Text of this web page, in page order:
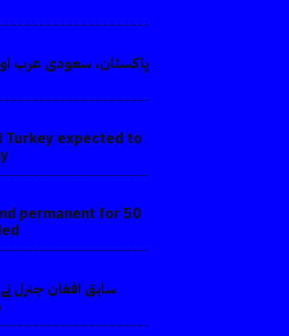
پاکستان، سعودی عرب
Turkey expected to
permanent for 50
سابق افغان جنرل